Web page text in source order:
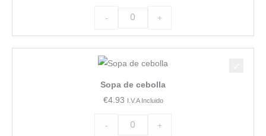
- +
Sopa de cebolla
€4.93 I.V.A Incluido
-
de
cebolla
cantidad
+